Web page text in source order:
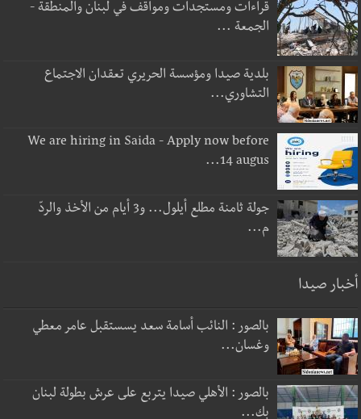
قراءات ومستجدات ومواقف في لبنان والمنطقة -
الجمعة ...
بلدية صيدا ومؤسسة الحريري تعقدان الاجتماع
التشاوري...
We are hiring in Saida - Apply now before
14 augus...
جولة ثامنة مطلع أيلول... و3 أيام من الأخذ والردّ
م...
أخبار صيدا
بالصور : النائب أسامة سعد يسستقبل عامر معطي
وغسان...
بالصور : الأهلي صيدا يتربع على عرش بطولة لبنان
بك...